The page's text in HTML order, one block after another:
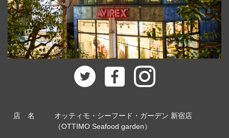
店 名
オッティモ・シーフード・ガーデン 新宿店
（OTTIMO Seafood garden）